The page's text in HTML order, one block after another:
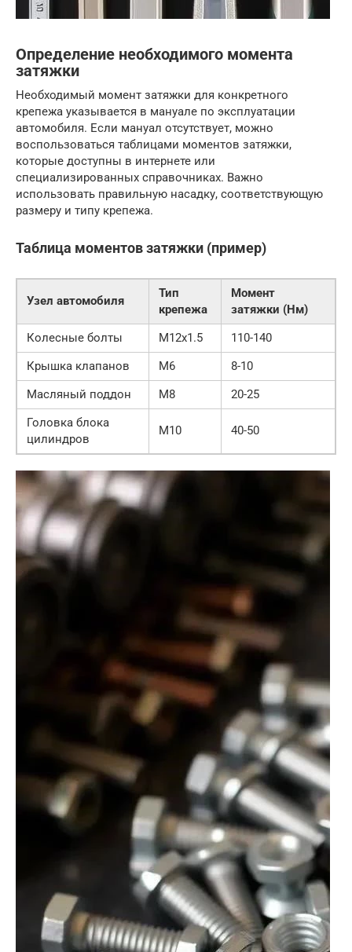
Определение необходимого момента
затяжки
Необходимый момент затяжки для конкретного
крепежа указывается в мануале по эксплуатации
автомобиля. Если мануал отсутствует, можно
воспользоваться таблицами моментов затяжки,
которые доступны в интернете или
специализированных справочниках. Важно
использовать правильную насадку, соответствующую
размеру и типу крепежа.
Таблица моментов затяжки (пример)
Узел автомобиля
Тип
крепежа
Момент
затяжки (Нм)
Колесные болты
M12x1.5
110-140
Крышка клапанов
M6
8-10
Масляный поддон
M8
20-25
Головка блока
цилиндров
M10 40-50